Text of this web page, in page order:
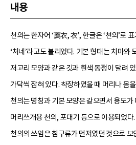
내용
천의는 한자어 ‘薦衣, 衣’, 한글은 ‘쳔의’로
‘처네’라고도 불리었다. 기본 형태는 치마와
저고리 모양과 같은 깃과 흰색 동정이 달려
가닥씩 잡혀 있다. 착장하였을 때 머리나 몸
천의는 명칭과 기본 모양은 같으면서 용도
머리쓰개용 천의, 포대기 등으로 이용되었다.
천의의 쓰임은 침구류가 먼저였던 것으로 보